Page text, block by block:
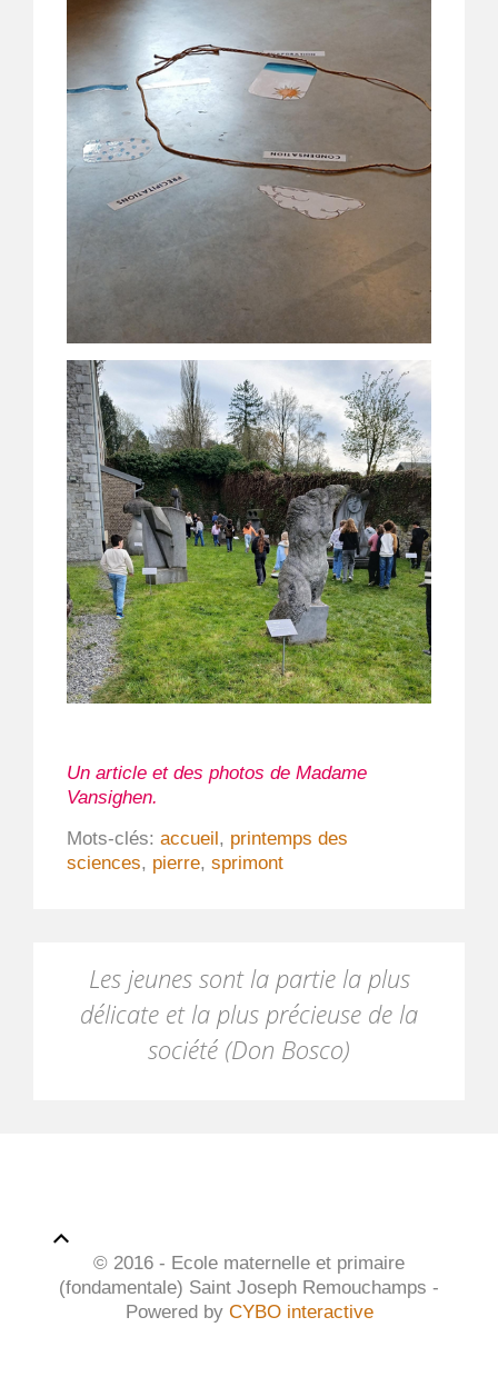
Un article et des photos de Madame
Vansighen.
Mots-clés: accueil, printemps des
sciences, pierre, sprimont
Les jeunes sont la partie la plus
délicate et la plus précieuse de la
société (Don Bosco)
© 2016 - Ecole maternelle et primaire
(fondamentale) Saint Joseph Remouchamps -
Powered by CYBO interactive